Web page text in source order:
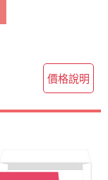
價格說明